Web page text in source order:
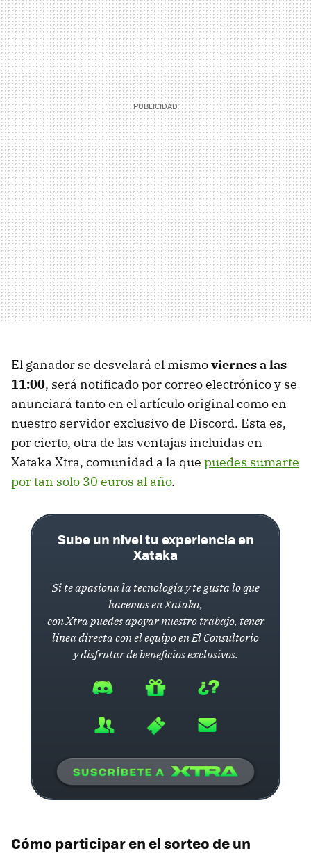
El ganador se desvelará el mismoviernes a las
11:00, será notificado por correo electrónico y se
anunciará tanto en el artículo original como en
nuestro servidor exclusivo de Discord. Esta es,
por cierto, otra de las ventajas incluidas en
Xataka Xtra, comunidad a la que puedes sumarte
por tan solo 30 euros al año.
Sube un nivel tu experiencia en
Xataka
Si te apasiona la tecnología y te gusta lo que
hacemos en Xataka,
con Xtra puedes apoyar nuestro trabajo, tener
línea directa con el equipo en El Consultorio
y disfrutar de beneficios exclusivos.
Cómo participar en el sorteo de un